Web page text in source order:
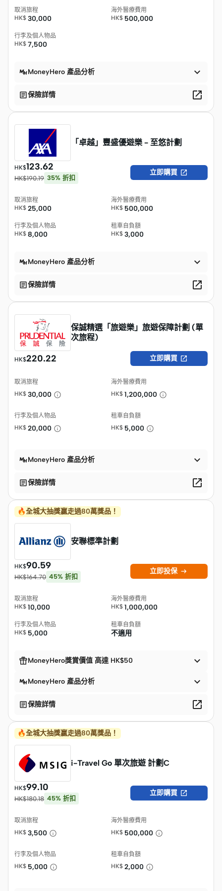
取消旅程
HK$ 30,000
海外醫療費用
HK$ 500,000
行李及個人物品
HK$ 7,500
MoneyHero 產品分析 
保險詳情 
「卓越」豐盛優遊樂 - 至悠計劃
HK$123.62
HK$190.19 35% 折扣
立即購買 
取消旅程
HK$ 25,000
海外醫療費用
HK$ 500,000
行李及個人物品
HK$ 8,000
租車自負額
HK$ 3,000
MoneyHero 產品分析 
保險詳情 
保誠精選「旅遊樂」旅遊保障計劃 (單
次旅程)
HK$220.22 立即購買 
取消旅程
HK$ 30,000
海外醫療費用
HK$ 1,200,000
行李及個人物品
HK$ 20,000
租車自負額
HK$ 5,000
MoneyHero 產品分析 
保險詳情 
🔥全城大抽獎贏走過80萬獎品！
安聯標準計劃
HK$90.59
HK$164.70 45% 折扣
立即投保 
取消旅程
HK$ 10,000
海外醫療費用
HK$ 1,000,000
行李及個人物品
HK$ 5,000
租車自負額
不適用
MoneyHero獎賞價值 高達 HK$50 
MoneyHero 產品分析 
保險詳情 
🔥全城大抽獎贏走過80萬獎品！
i-Travel Go 單次旅遊 計劃C
HK$99.10
HK$180.18 45% 折扣
立即購買 
取消旅程
HK$ 3,500
海外醫療費用
HK$ 500,000
行李及個人物品
HK$ 5,000
租車自負額
HK$ 2,000